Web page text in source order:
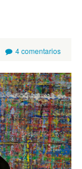
4 comentarios